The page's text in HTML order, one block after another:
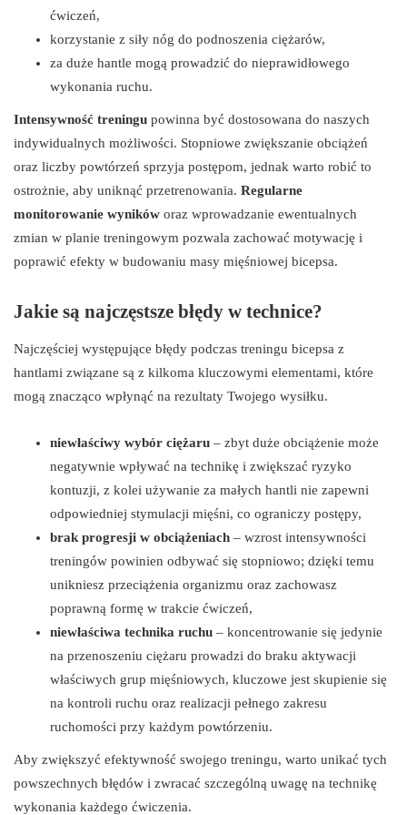
ćwiczeń,
korzystanie z siły nóg do podnoszenia ciężarów,
za duże hantle mogą prowadzić do nieprawidłowego
wykonania ruchu.
Intensywność treningu powinna być dostosowana do naszych
indywidualnych możliwości. Stopniowe zwiększanie obciążeń
oraz liczby powtórzeń sprzyja postępom, jednak warto robić to
ostrożnie, aby uniknąć przetrenowania. Regularne
monitorowanie wyników oraz wprowadzanie ewentualnych
zmian w planie treningowym pozwala zachować motywację i
poprawić efekty w budowaniu masy mięśniowej bicepsa.
Jakie są najczęstsze błędy w technice?
Najczęściej występujące błędy podczas treningu bicepsa z
hantlami związane są z kilkoma kluczowymi elementami, które
mogą znacząco wpłynąć na rezultaty Twojego wysiłku.
niewłaściwy wybór ciężaru – zbyt duże obciążenie może
negatywnie wpływać na technikę i zwiększać ryzyko
kontuzji, z kolei używanie za małych hantli nie zapewni
odpowiedniej stymulacji mięśni, co ograniczy postępy,
brak progresji w obciążeniach – wzrost intensywności
treningów powinien odbywać się stopniowo; dzięki temu
unikniesz przeciążenia organizmu oraz zachowasz
poprawną formę w trakcie ćwiczeń,
niewłaściwa technika ruchu – koncentrowanie się jedynie
na przenoszeniu ciężaru prowadzi do braku aktywacji
właściwych grup mięśniowych, kluczowe jest skupienie się
na kontroli ruchu oraz realizacji pełnego zakresu
ruchomości przy każdym powtórzeniu.
Aby zwiększyć efektywność swojego treningu, warto unikać tych
powszechnych błędów i zwracać szczególną uwagę na technikę
wykonania każdego ćwiczenia.